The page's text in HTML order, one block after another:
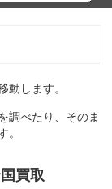
動します。
調べたり、そのま
。
買取